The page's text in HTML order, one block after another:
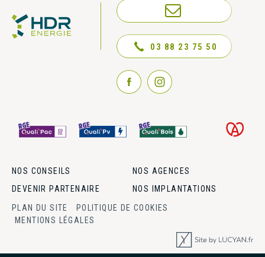
NOUS CONTACTER
03 88 23 75 50
NOS CONSEILS
NOS AGENCES
DEVENIR PARTENAIRE
NOS IMPLANTATIONS
PLAN DU SITE
POLITIQUE DE COOKIES
MENTIONS LÉGALES